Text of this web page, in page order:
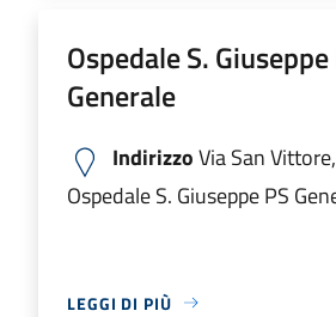
Ospedale S. Giuseppe
Generale
IndirizzoVia San
Ospedale S. Giuseppe PS
LEGGI DI PIÙ